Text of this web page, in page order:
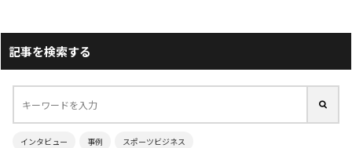
記事を検索する
インタビュー 事例 スポーツビジネス